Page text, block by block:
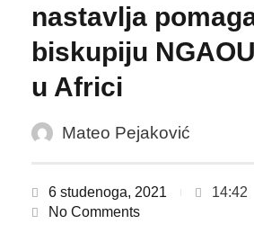
nastavlja
biskupiju
u Africi
Mateo Pejaković
6 studenoga, 2021 14:42
No Comments